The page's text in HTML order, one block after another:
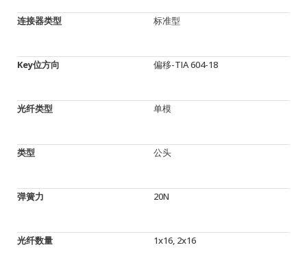
连接器类型 标准型
Key位方向 偏移-TIA 604-18
光纤类型 单模
类型 公头
弹簧力 20N
光纤数量 1x16, 2x16